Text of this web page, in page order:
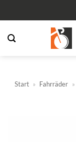
Inhalt
springen
Start » Fahrräder »